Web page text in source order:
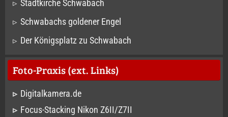
Stadtkirche Schwabach
Schwabachs goldener Engel
Der Königsplatz zu Schwabach
Foto-Praxis (ext. Links)
Digitalkamera.de
Focus-Stacking Nikon Z6II/Z7II